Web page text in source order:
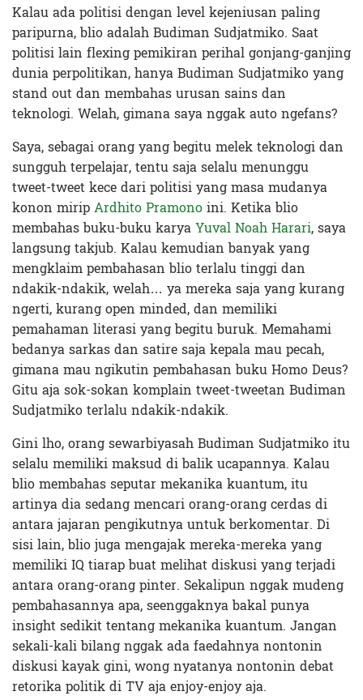
Kalau ada politisi dengan level kejeniusan paling
paripurna, blio adalah Budiman Sudjatmiko. Saat
politisi lain flexing pemikiran perihal gonjang-ganjing
dunia perpolitikan, hanya Budiman Sudjatmiko yang
stand out dan membahas urusan sains dan
teknologi. Welah, gimana saya nggak auto ngefans?
Saya, sebagai orang yang begitu melek teknologi dan
sungguh terpelajar, tentu saja selalu menunggu
tweet-tweet kece dari politisi yang masa mudanya
konon miripArdhito Pramonoini. Ketika blio
membahas buku-buku karyaYuval Noah Harari, saya
langsung takjub. Kalau kemudian banyak yang
mengklaim pembahasan blio terlalu tinggi dan
ndakik-ndakik, welah… ya mereka saja yang kurang
ngerti, kurang open minded, dan memiliki
pemahaman literasi yang begitu buruk. Memahami
bedanya sarkas dan satire saja kepala mau pecah,
gimana mau ngikutin pembahasan buku Homo Deus?
Gitu aja sok-sokan komplain tweet-tweetan Budiman
Sudjatmiko terlalu ndakik-ndakik.
Gini lho, orang sewarbiyasah Budiman Sudjatmiko itu
selalu memiliki maksud di balik ucapannya. Kalau
blio membahas seputar mekanika kuantum, itu
artinya dia sedang mencari orang-orang cerdas di
antara jajaran pengikutnya untuk berkomentar. Di
sisi lain, blio juga mengajak mereka-mereka yang
memiliki IQ tiarap buat melihat diskusi yang terjadi
antara orang-orang pinter. Sekalipun nggak mudeng
pembahasannya apa, seenggaknya bakal punya
insight sedikit tentang mekanika kuantum. Jangan
sekali-kali bilang nggak ada faedahnya nontonin
diskusi kayak gini, wong nyatanya nontonin debat
retorika politik di TV aja enjoy-enjoy aja.